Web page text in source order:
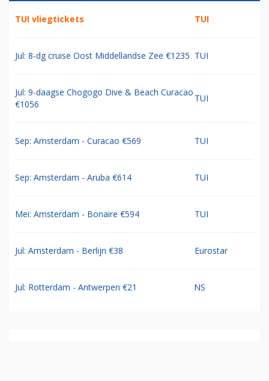
TUI vliegtickets TUI
Jul: 8-dg cruise Oost Middellandse Zee €1235 TUI
Jul: 9-daagse Chogogo Dive & Beach Curacao
€1056
TUI
Sep: Amsterdam - Curacao €569 TUI
Sep: Amsterdam - Aruba €614 TUI
Mei: Amsterdam - Bonaire €594 TUI
Jul: Amsterdam - Berlijn €38 Eurostar
Jul: Rotterdam - Antwerpen €21 NS